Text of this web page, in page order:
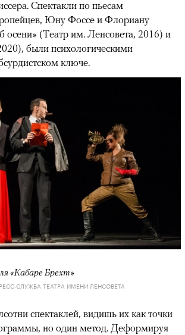
Спектакли по пьесам
Юну Фоссе и Флориану
осени» (Театр им. Ленсовета, 2016) и
были психологическими
ключе.
«Кабаре Брехт»
СЛУЖБА ТЕАТРА ИМЕНИ ЛЕНСОВЕТА
спектаклей, видишь их как точки
но один метод. Деформируя